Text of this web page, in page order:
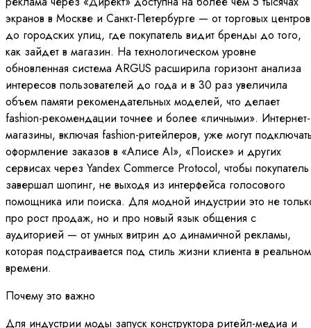
экранов в Москве и Санкт-Петербурге — от торговых центров
до городских улиц, где покупатель видит бренды до того,
как зайдет в магазин. На технологическом уровне
обновленная система ARGUS расширила горизонт анализа
интересов пользователей до года и в 30 раз увеличила
объем памяти рекомендательных моделей, что делает
fashion-рекомендации точнее и более «личными». Интернет-
магазины, включая fashion-ритейлеров, уже могут
оформление заказов в «Алисе AI», «Поиске» и других
сервисах через Yandex Commerce Protocol, чтобы покупатель
завершал шопинг, не выходя из интерфейса голосового
помощника или поиска. Для модной индустрии это не
про рост продаж, но и про новый язык общения с
аудиторией — от умных витрин до динамичной рекламы,
которая подстраивается под стиль жизни клиента в реальном
времени.
Почему это важно
Для индустрии моды запуск конструктора ритейл-медиа и